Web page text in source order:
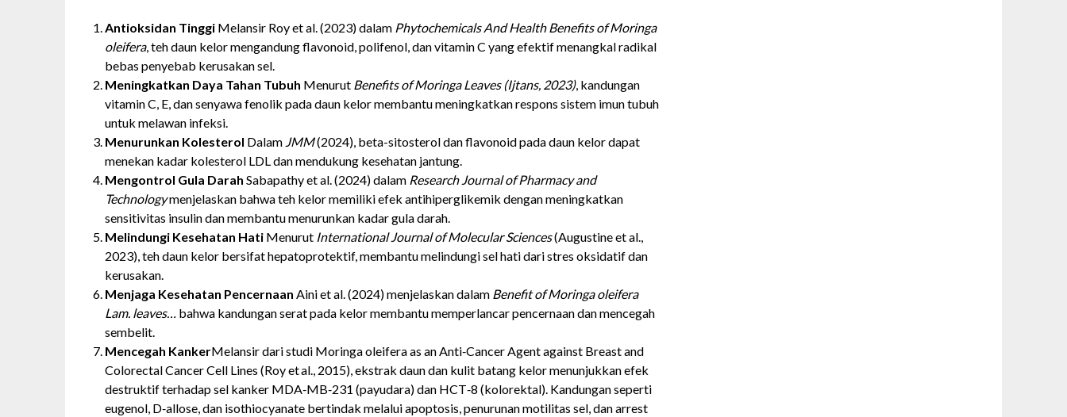
Antioksidan Tinggi Melansir Roy et al. (2023) dalam Phytochemicals And Health Benefits of Moringa
oleifera, teh daun kelor mengandung flavonoid, polifenol, dan vitamin C yang efektif menangkal radikal
bebas penyebab kerusakan sel.
Meningkatkan Daya Tahan Tubuh Menurut Benefits of Moringa Leaves (Ijtans, 2023), kandungan
vitamin C, E, dan senyawa fenolik pada daun kelor membantu meningkatkan respons sistem imun tubuh
untuk melawan infeksi.
Menurunkan Kolesterol Dalam JMM(2024), beta-sitosterol dan flavonoid pada daun kelor dapat
menekan kadar kolesterol LDL dan mendukung kesehatan jantung.
Mengontrol Gula Darah Sabapathy et al. (2024) dalam Research Journal of Pharmacy and
Technologymenjelaskan bahwa teh kelor memiliki efek antihiperglikemik dengan meningkatkan
sensitivitas insulin dan membantu menurunkan kadar gula darah.
Melindungi Kesehatan Hati Menurut International Journal of Molecular Sciences(Augustine et al.,
2023), teh daun kelor bersifat hepatoprotektif, membantu melindungi sel hati dari stres oksidatif dan
kerusakan.
Menjaga Kesehatan Pencernaan Aini et al. (2024) menjelaskan dalam Benefit of Moringa oleifera
Lam. leaves… bahwa kandungan serat pada kelor membantu memperlancar pencernaan dan mencegah
sembelit.
Mencegah KankerMelansir dari studi Moringa oleifera as an Anti‑Cancer Agent against Breast and
Colorectal Cancer Cell Lines (Roy et al., 2015), ekstrak daun dan kulit batang kelor menunjukkan efek
destruktif terhadap sel kanker MDA‑MB‑231 (payudara) dan HCT‑8 (kolorektal). Kandungan seperti
eugenol, D‑allose, dan isothiocyanate bertindak melalui apoptosis, penurunan motilitas sel, dan arrest